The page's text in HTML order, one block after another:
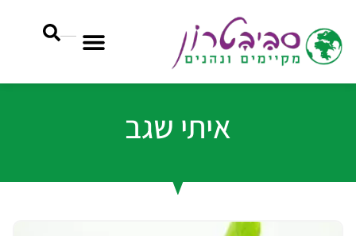
איתי שגב